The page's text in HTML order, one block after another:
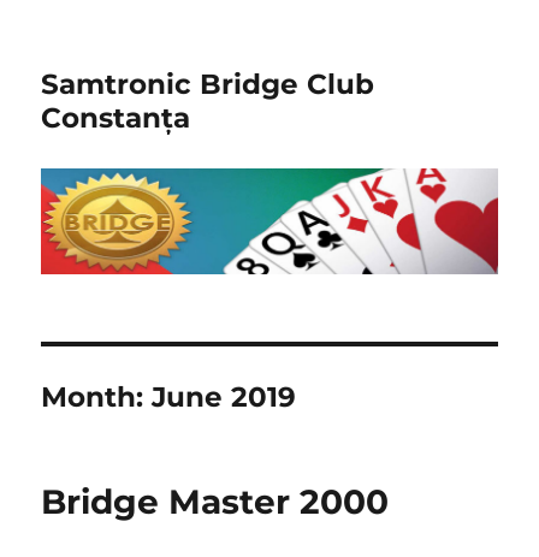
Samtronic Bridge Club
Constanța
Month:June 2019
Bridge Master 2000